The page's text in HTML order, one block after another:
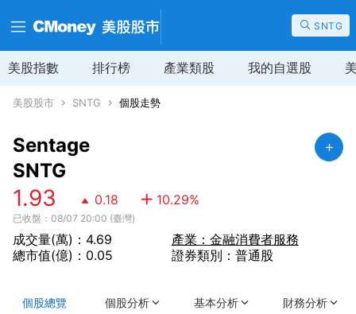
SNTG
美股指數 排行榜 產業類股 我的自選股
美股股市 SNTG 個股走勢
Sentage
SNTG
1.93 0.18 10.29%
已收盤：08/07 20:00 (臺灣)
成交量(萬)：4.69
總市值(億)：0.05
產業：金融消費者服務
證券類別：普通股
個股總覽 個股分析 基本分析 財務分析